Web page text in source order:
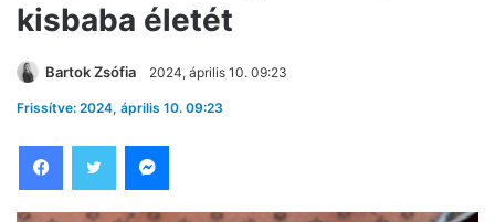
kisbaba életét
Bartok Zsófia 2024, április 10. 09:23
Frissítve: 2024, április 10. 09:23